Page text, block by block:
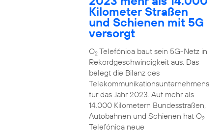
Kilometer Straßen
und Schienen mit 5G
versorgt
O2Telefónica baut sein 5G-Netz in
Rekordgeschwindigkeit aus. Das
belegt die Bilanz des
Telekommunikationsunternehmens
für das Jahr 2023. Auf mehr als
14.000 Kilometern Bundesstraßen,
Autobahnen und Schienen hat O2
Telefónica neue